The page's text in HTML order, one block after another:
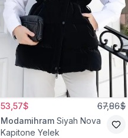
53,57$ 67,86$
Modamihram Siyah Nova
Kapitone Yelek